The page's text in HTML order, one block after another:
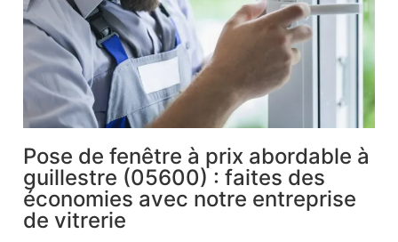
Pose de fenêtre à prix abordable à
guillestre (05600) : faites des
économies avec notre entreprise
de vitrerie